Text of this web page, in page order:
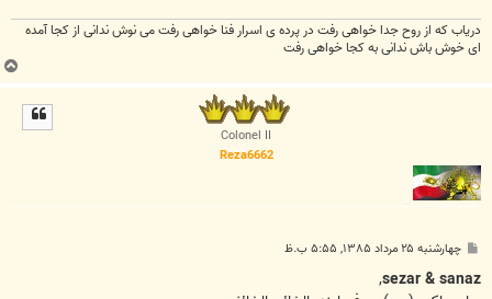
دریاب که از روح جدا خواهی رفت در پرده ی اسرار فنا خواهی رفت می نوش ندانی از کجا آمده
ای خوش باش ندانی به کجا خواهی رفت
Colonel II
Reza6662
س
ت
چهارشنبه ۲۵ مرداد ۱۳۸۵, ۵:۵۵ ب.ظ
sezar & sanaz
,